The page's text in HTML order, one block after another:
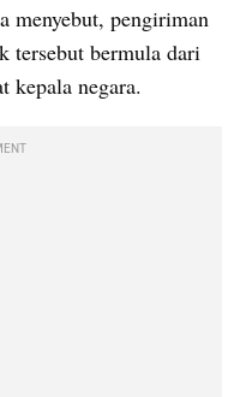
menyebut, pengiriman
tersebut bermula dari
kepala negara.